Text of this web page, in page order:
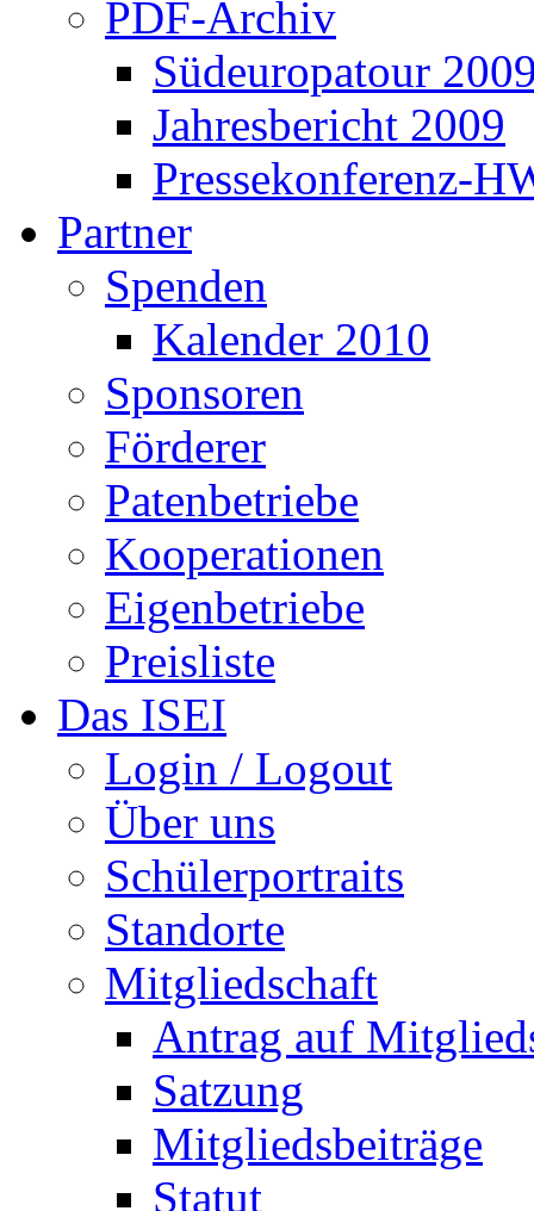
PDF-Archiv
Südeuropatour
Jahresbericht 2009
Pressekonferenz-
Partner
Spenden
Kalender 2010
Sponsoren
Förderer
Patenbetriebe
Kooperationen
Eigenbetriebe
Preisliste
Das ISEI
Login / Logout
Über uns
Schülerportraits
Standorte
Mitgliedschaft
Antrag auf
Satzung
Mitgliedsbeiträge
Statut